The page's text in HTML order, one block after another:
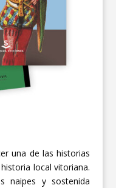
una de las historias
local vitoriana.
naipes y sostenida